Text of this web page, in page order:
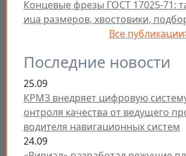
Концевые фрезы ГОСТ 17025-71:
ица размеров, хвостовики,
Все
Последние новости
25.09
КРМЗ внедряет цифровую
онтроля качества от ведущего
водителя навигационных систем
24.09